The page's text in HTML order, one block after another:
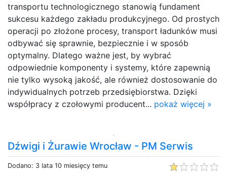
transportu technologicznego stanowią fundament
sukcesu każdego zakładu produkcyjnego. Od prostych
operacji po złożone procesy, transport ładunków musi
odbywać się sprawnie, bezpiecznie i w sposób
optymalny. Dlatego ważne jest, by wybrać
odpowiednie komponenty i systemy, które zapewnią
nie tylko wysoką jakość, ale również dostosowanie do
indywidualnych potrzeb przedsiębiorstwa. Dzięki
współpracy z czołowymi producent... pokaż więcej »
Dźwigi i Żurawie Wrocław - PM Serwis
Dodano: 3 lata 10 miesięcy temu